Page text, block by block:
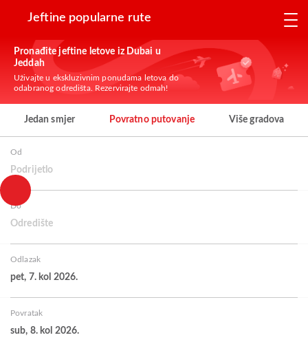
Jeftine popularne rute
Pronađite jeftine letove iz Dubai u
Jeddah
Uživajte u ekskluzivnim ponudama letova do
odabranog odredišta. Rezervirajte odmah!
Jedan smjer Povratno putovanje Više gradova
Od
Podrijetlo
Do
Odredište
Odlazak
pet, 7. kol 2026.
Povratak
sub, 8. kol 2026.